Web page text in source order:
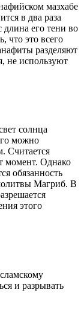
мазхабе
в два раза
его тени во
что это всего
разделяют
не используют
солнца
можно
Считается
момент. Однако
обязанность
Магриб. В
этого
и разрывать